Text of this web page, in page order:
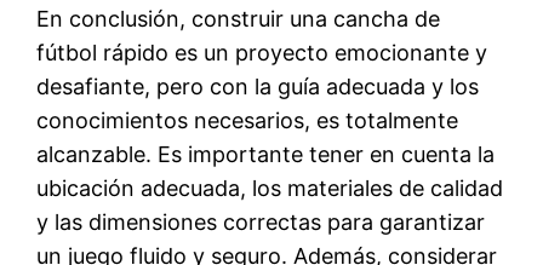
En conclusión, construir una cancha de
fútbol rápido es un proyecto emocionante y
desafiante, pero con la guía adecuada y los
conocimientos necesarios, es totalmente
alcanzable. Es importante tener en cuenta la
ubicación adecuada, los materiales de calidad
y las dimensiones correctas para garantizar
un juego fluido y seguro. Además, considerar